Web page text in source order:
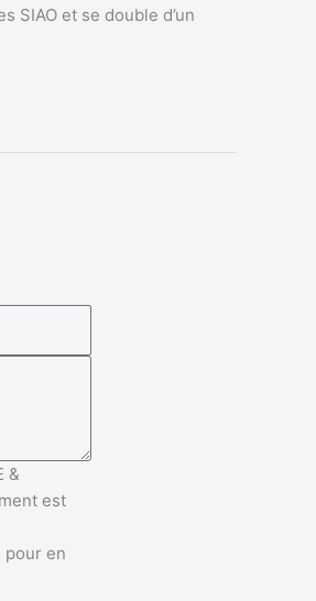
SIAO et se double d’un
&
est
pour en